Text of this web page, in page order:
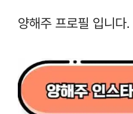
양해주 프로필 입니다.